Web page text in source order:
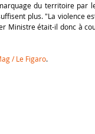
du territoire par
plus. "La violence
Ministre était-il donc à
/ Le Figaro.